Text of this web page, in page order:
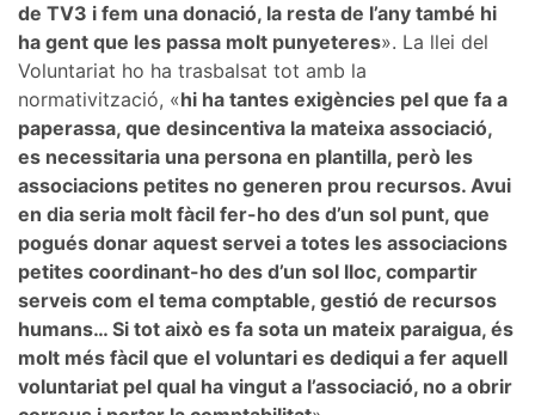
de TV3 i fem una donació, la resta de l’any també hi
ha gent que les passa molt punyeteres». La llei del
Voluntariat ho ha trasbalsat tot amb la
normativització, «hi ha tantes exigències pel que fa a
paperassa, que desincentiva la mateixa associació,
es necessitaria una persona en plantilla, però les
associacions petites no generen prou recursos. Avui
en dia seria molt fàcil fer-ho des d’un sol punt, que
pogués donar aquest servei a totes les associacions
petites coordinant-ho des d’un sol lloc, compartir
serveis com el tema comptable, gestió de recursos
humans… Si tot això es fa sota un mateix paraigua, és
molt més fàcil que el voluntari es dediqui a fer aquell
voluntariat pel qual ha vingut a l’associació, no a obrir